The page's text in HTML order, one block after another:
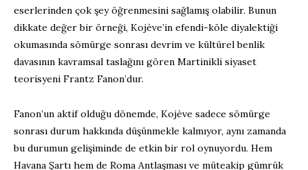
eserlerinden çok şey öğrenmesini sağlamış olabilir. Bunun
dikkate değer bir örneği, Kojève’in efendi-köle diyalektiği
okumasında sömürge sonrası devrim ve kültürel benlik
davasının kavramsal taslağını gören Martinikli siyaset
teorisyeni Frantz Fanon’dur.
Fanon’un aktif olduğu dönemde, Kojève sadece sömürge
sonrası durum hakkında düşünmekle kalmıyor, aynı zamanda
bu durumun gelişiminde de etkin bir rol oynuyordu. Hem
Havana Şartı hem de Roma Antlaşması ve müteakip gümrük